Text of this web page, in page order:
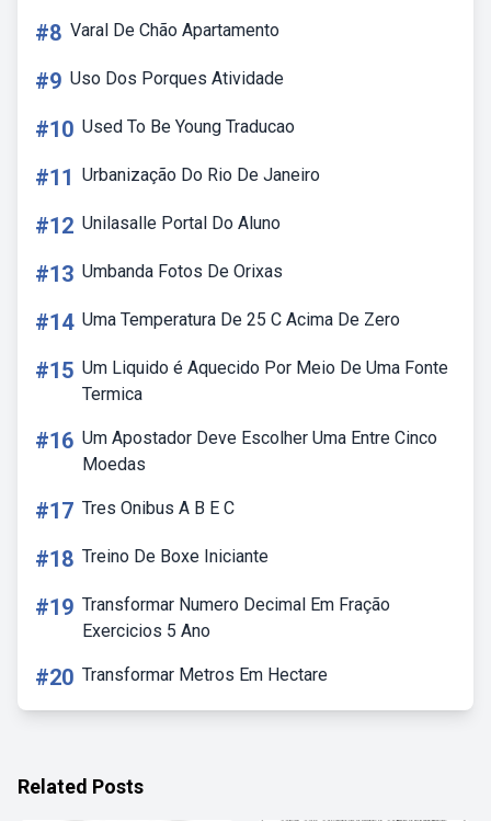
#8 Varal De Chão Apartamento
#9 Uso Dos Porques Atividade
#10 Used To Be Young Traducao
#11 Urbanização Do Rio De Janeiro
#12 Unilasalle Portal Do Aluno
#13 Umbanda Fotos De Orixas
#14 Uma Temperatura De 25 C Acima De Zero
#15 Um Liquido é Aquecido Por Meio De Uma Fonte
Termica
#16 Um Apostador Deve Escolher Uma Entre Cinco
Moedas
#17 Tres Onibus A B E C
#18 Treino De Boxe Iniciante
#19 Transformar Numero Decimal Em Fração
Exercicios 5 Ano
#20 Transformar Metros Em Hectare
Related Posts